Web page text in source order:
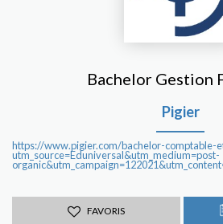
Bachelor Gestion
Pigier
https://www.pigier.com/bachelor-comptable-
utm_source=Eduniversal&utm_medium=post-
FAVORIS